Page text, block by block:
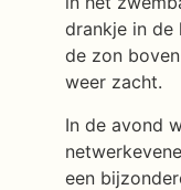
drankje in de
de zon
weer zacht.
In de avond
een